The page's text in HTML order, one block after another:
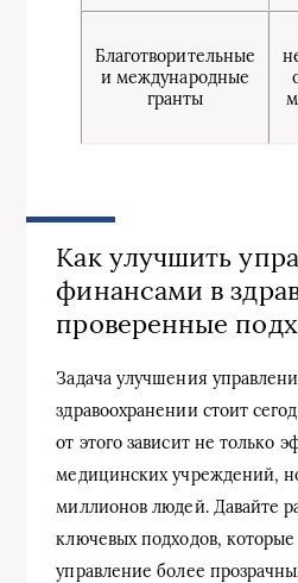
Благотворительные
и международные
гранты
Как улучшить
финансами в
проверенные
Задача улучшения
здравоохранении стоит
от этого зависит не только
медицинских учреждений,
миллионов людей. Давайте
ключевых подходов,
управление более